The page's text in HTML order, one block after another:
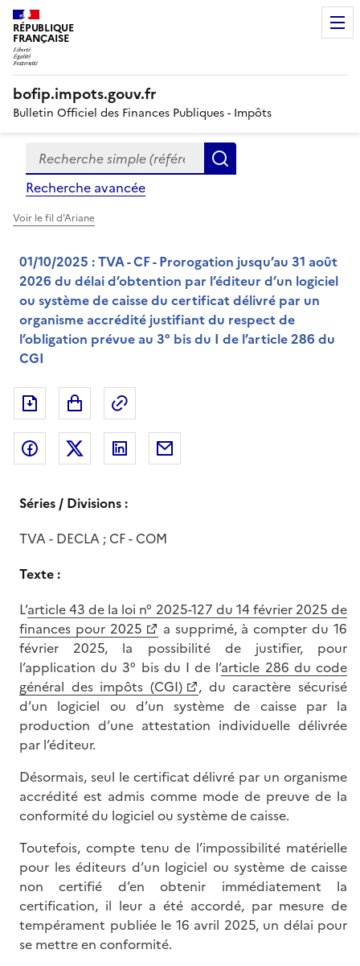
RÉPUBLIQUE
FRANÇAISE
bofip.impots.gouv.fr
Bulletin Officiel des Finances Publiques - Impôts
Formulaire
de
recherche
Recherche simple (références, mots clés, partie du
Recherche avancée
Voir le fil d'Ariane
01/10/2025 : TVA - CF - Prorogation jusqu’au 31 août
2026 du délai d’obtention par l’éditeur d’un logiciel
ou système de caisse du certificat délivré par un
organisme accrédité justifiant du respect de
l’obligation prévue au 3° bis du I de l’article 286 du
CGI
Exporter le document au format pdf
Partager sur Facebook
Partager sur Twitter
Partager sur LinkedIn
Séries / Divisions :
TVA - DECLA ; CF - COM
Texte :
L’article 43 de la loi n° 2025-127 du 14 février 2025 de
finances pour 2025
a supprimé, à compter du 16
février 2025, la possibilité de justifier, pour
l’application du 3° bis du I de l’article 286 du code
général des impôts (CGI)
, du caractère sécurisé
d’un logiciel ou d’un système de caisse par la
production d’une attestation individuelle délivrée
par l’éditeur.
Désormais, seul le certificat délivré par un organisme
accrédité est admis comme mode de preuve de la
conformité du logiciel ou système de caisse.
Toutefois, compte tenu de l’impossibilité matérielle
pour les éditeurs d’un logiciel ou système de caisse
non certifié d’en obtenir immédiatement la
certification, il leur a été accordé, par mesure de
tempérament publiée le 16 avril 2025, un délai pour
se mettre en conformité.